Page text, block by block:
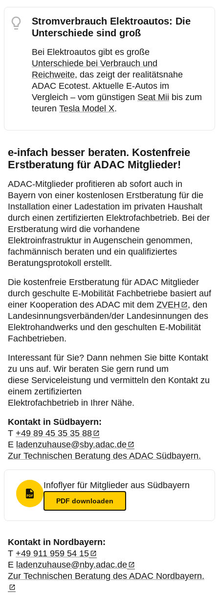
Stromverbrauch Elektroautos: Die
Unterschiede sind groß
Bei Elektroautos gibt es große
Unterschiede bei Verbrauch und
Reichweite, das zeigt der realitätsnahe
ADAC Ecotest. Aktuelle E-Autos im
Vergleich – vom günstigen Seat Mii bis zum
teuren Tesla Model X.
e-infach besser beraten. Kostenfreie
Erstberatung für ADAC Mitglieder!
ADAC-Mitglieder profitieren ab sofort auch in
Bayern von einer kostenlosen Erstberatung für die
Installation einer Ladestation im privaten Haushalt
durch einen zertifizierten Elektrofachbetrieb. Bei der
Erstberatung wird die vorhandene
Elektroinfrastruktur in Augenschein genommen,
fachmännisch beraten und ein qualifiziertes
Beratungsprotokoll erstellt.
Die kostenfreie Erstberatung für ADAC Mitglieder
durch geschulte E-Mobilität Fachbetriebe basiert auf
einer Kooperation des ADAC mit dem ZVEH
, den
Landesinnungsverbänden/der Landesinnungen des
Elektrohandwerks und den geschulten E-Mobilität
Fachbetrieben.
Interessant für Sie? Dann nehmen Sie bitte Kontakt
zu uns auf. Wir beraten Sie gern rund um
diese Serviceleistung und vermitteln den Kontakt zu
einem zertifizierten
Elektrofachbetrieb in Ihrer Nähe.
Kontakt in Südbayern:
T +49 89 45 35 35 88
E ladenzuhause@sby.adac.de
Zur Technischen Beratung des ADAC Südbayern.
PDF Format
Infoflyer für Mitglieder aus Südbayern
PDF downloaden
Kontakt in Nordbayern:
T +49 911 959 54 15
E ladenzuhause@nby.adac.de
Zur Technischen Beratung des ADAC Nordbayern.